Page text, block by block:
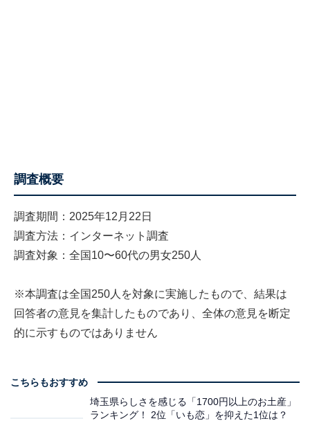
調査概要
調査期間：2025年12月22日
調査方法：インターネット調査
調査対象：全国10〜60代の男女250人
※本調査は全国250人を対象に実施したもので、結果は
回答者の意見を集計したものであり、全体の意見を断定
的に示すものではありません
こちらもおすすめ
埼玉県らしさを感じる「1700円以上のお土産」
ランキング！ 2位「いも恋」を抑えた1位は？